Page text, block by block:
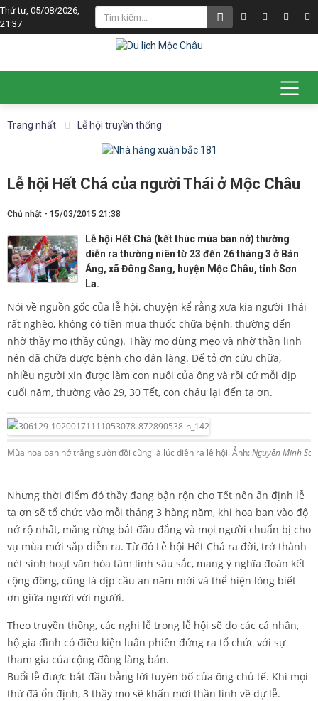
Thứ tư, 05/08/2026,
21:37
Trang nhất Lễ hội truyền thống
Lễ hội Hết Chá của người Thái ở Mộc Châu
Chủ nhật - 15/03/2015 21:38
Lễ hội Hết Chá (kết thúc mùa ban nở) thường
diễn ra thường niên từ 23 đến 26 tháng 3 ở Bản
Áng, xã Đông Sang, huyện Mộc Châu, tỉnh Sơn
La.
Nói về nguồn gốc của lễ hội, chuyện kể rằng xưa kia người Thái
rất nghèo, không có tiền mua thuốc chữa bệnh, thường đến
nhờ thầy mo (thầy cúng). Thầy mo dùng mẹo và nhờ thần linh
nên đã chữa được bệnh cho dân làng. Để tỏ ơn cứu chữa,
nhiều người xin được làm con nuôi của ông và rồi cứ mỗi dịp
cuối năm, thường vào 29, 30 Tết, con cháu lại đến tạ ơn.
Mùa hoa ban nở trắng sườn đồi cũng là lúc diễn ra lễ hội. Ảnh:Nguyễn Minh Sơn
Nhưng thời điểm đó thầy đang bận rộn cho Tết nên ấn định lễ
tạ ơn sẽ tổ chức vào mỗi tháng 3 hàng năm, khi hoa ban vào độ
nở rộ nhất, măng rừng bắt đầu đắng và mọi người chuẩn bị cho
vụ mùa mới sắp diễn ra. Từ đó Lễ hội Hết Chá ra đời, trở thành
nét sinh hoạt văn hóa tâm linh sâu sắc, mang ý nghĩa đoàn kết
cộng đồng, cũng là dịp cầu an năm mới và thể hiện lòng biết
ơn giữa người với người.
Theo truyền thống, các nghi lễ trong lễ hội sẽ do các cá nhân,
hộ gia đình có điều kiện luân phiên đứng ra tổ chức với sự
tham gia của cộng đồng làng bản.
Buổi lễ được bắt đầu bằng lời tuyên bố của ông chủ tế. Khi mọi
thứ đã ổn định, 3 thầy mo sẽ khấn mời thần linh về dự lễ.